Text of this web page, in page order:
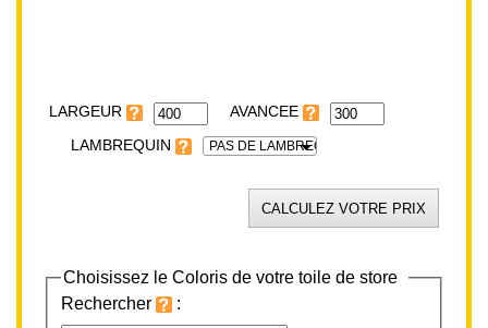
LARGEUR
LAMBREQUIN
PAS DE LAMBREQUIN
Choisissez le Coloris de votre toile de store
Rechercher
: